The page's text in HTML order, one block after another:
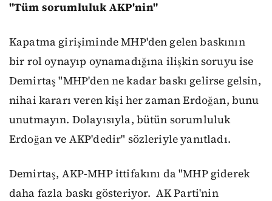
"Tüm sorumluluk AKP'nin"
Kapatma girişiminde MHP'den gelen baskının
bir rol oynayıp oynamadığına ilişkin soruyu ise
Demirtaş "MHP'den ne kadar baskı gelirse gelsin,
nihai kararı veren kişi her zaman Erdoğan, bunu
unutmayın. Dolayısıyla, bütün sorumluluk
Erdoğan ve AKP'dedir" sözleriyle yanıtladı.
Demirtaş, AKP-MHP ittifakını da "MHP giderek
daha fazla baskı gösteriyor. AK Parti'nin